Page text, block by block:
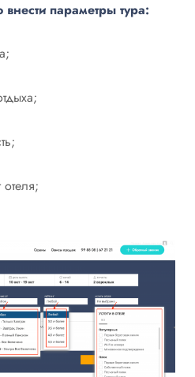
внести параметры тура: